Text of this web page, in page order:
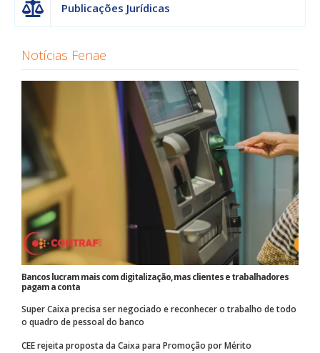
Publicações Jurídicas
Notícias Fenae
Bancos lucram mais com digitalização, mas clientes e trabalhadores
pagam a conta
Super Caixa precisa ser negociado e reconhecer o trabalho de todo
o quadro de pessoal do banco
CEE rejeita proposta da Caixa para Promoção por Mérito